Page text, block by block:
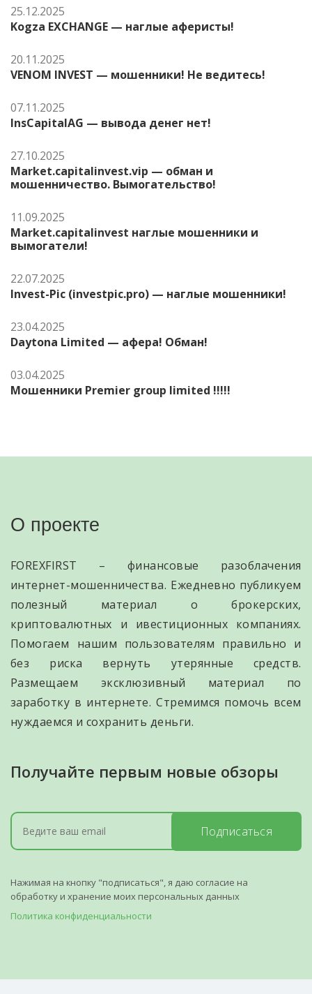
25.12.2025
Kogza EXCHANGE — наглые аферисты!
20.11.2025
VENOM INVEST — мошенники! Не ведитесь!
07.11.2025
InsCapitalAG — вывода денег нет!
27.10.2025
Market.capitalinvest.vip — обман и
мошенничество. Вымогательство!
11.09.2025
Market.capitalinvest наглые мошенники и
вымогатели!
22.07.2025
Invest-Pic (investpic.pro) — наглые мошенники!
23.04.2025
Daytona Limited — афера! Обман!
03.04.2025
Мошенники Premier group limited !!!!!
О проекте
FOREXFIRST – финансовые разоблачения
интернет-мошенничества. Ежедневно публикуем
полезный материал о брокерских,
криптовалютных и ивестиционных компаниях.
Помогаем нашим пользователям правильно и
без риска вернуть утерянные средств.
Размещаем эксклюзивный материал по
заработку в интернете. Стремимся помочь всем
нуждаемся и сохранить деньги.
Получайте первым новые обзоры
Подписаться
Нажимая на кнопку "подписаться", я даю согласие на
обработку и хранение моих персональных данных
Политика конфиденциальности